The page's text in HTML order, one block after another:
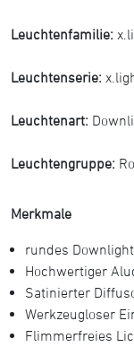
Leuchtenfamilie:
Leuchtenserie:
Leuchtenart:
Leuchtengruppe:
Merkmale
rundes Downlight
Hochwertiger
Satinierter
Werkzeugloser
Flimmerfreies